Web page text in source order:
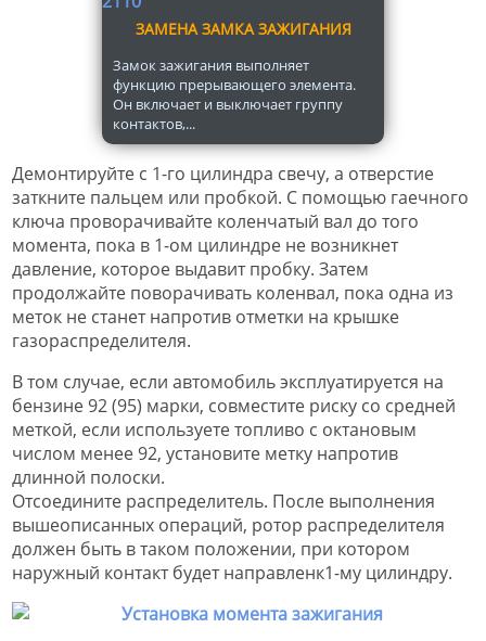
ЗАМЕНА ЗАМКА ЗАЖИГАНИЯ
Замок зажигания выполняет
функцию прерывающего элемента.
Он включает и выключает группу
контактов,...
Демонтируйте с 1-го цилиндра свечу, а отверстие
заткните пальцем или пробкой. С помощью гаечного
ключа проворачивайте коленчатый вал до того
момента, пока в 1-ом цилиндре не возникнет
давление, которое выдавит пробку. Затем
продолжайте поворачивать коленвал, пока одна из
меток не станет напротив отметки на крышке
газораспределителя.
В том случае, если автомобиль эксплуатируется на
бензине 92 (95) марки, совместите риску со средней
меткой, если используете топливо с октановым
числом менее 92, установите метку напротив
длинной полоски.
Отсоедините распределитель. После выполнения
вышеописанных операций, ротор распределителя
должен быть в таком положении, при котором
наружный контакт будет направленк1-му цилиндру.